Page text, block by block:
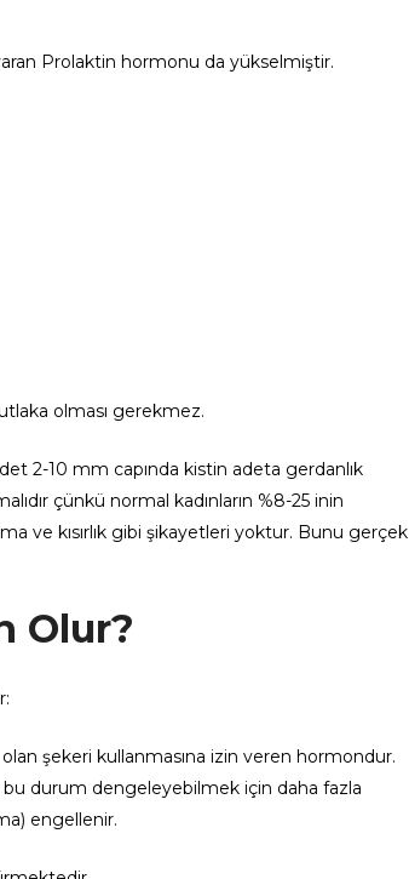
Prolaktin hormonu da yükselmiştir.
olması gerekmez.
2-10 mm capında kistin adeta gerdanlık
çünkü normal kadınların %8-25 inin
ve kısırlık gibi şikayetleri yoktur. Bunu gerçek
Olur?
şekeri kullanmasına izin veren hormondur.
durum dengeleyebilmek için daha fazla
engellenir.